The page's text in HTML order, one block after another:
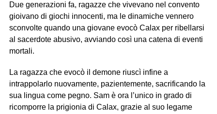
Due generazioni fa, ragazze che vivevano nel convento
gioivano di giochi innocenti, ma le dinamiche vennero
sconvolte quando una giovane evocò Calax per ribellarsi
al sacerdote abusivo, avviando così una catena di eventi
mortali.
La ragazza che evocò il demone riuscì infine a
intrappolarlo nuovamente, pazientemente, sacrificando la
sua lingua come pegno. Sam è ora l’unico in grado di
ricomporre la prigionia di Calax, grazie al suo legame